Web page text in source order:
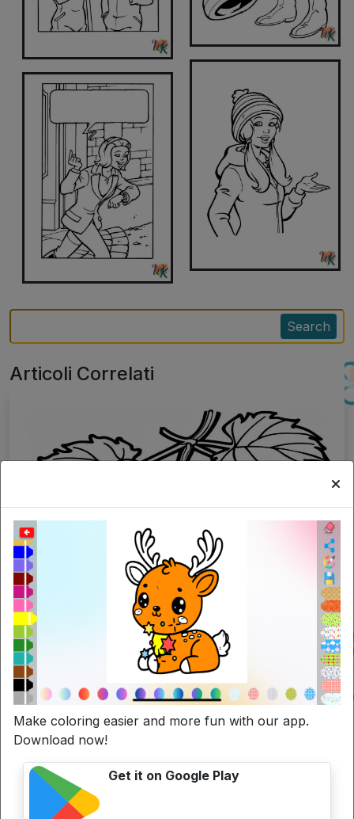
Search
Articoli Correlati
Disegni da colorare Uva
Make coloring easier and more fun with our app.
Download now!
Get it on Google Play